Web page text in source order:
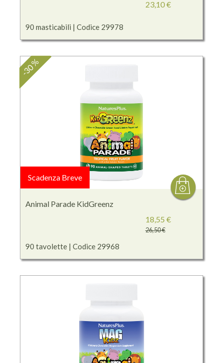
90 masticabili | Codice 29978
23,10 €
-30 %
Scadenza Breve
Animal Parade KidGreenz
90 tavolette | Codice 29968
18,55 €
26,50 €